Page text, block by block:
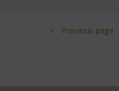
Previous page